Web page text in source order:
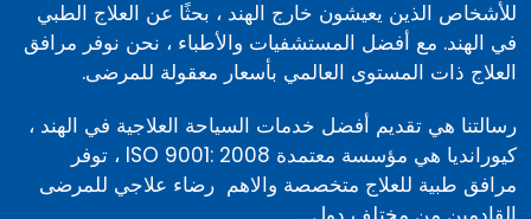
للأشخاص الذين يعيشون خارج الهند ، بحثًا عن العلاج الطبي
في الهند. مع أفضل المستشفيات والأطباء ، نحن نوفر مرافق
العلاج ذات المستوى العالمي بأسعار معقولة للمرضى.
رسالتنا هي تقديم أفضل خدمات السياحة العلاجية في الهند ،
كيورانديا هي مؤسسة معتمدة ISO 9001: 2008 ، توفر
مرافق طبية للعلاج متخصصة والاهم رضاء علاجي للمرضى